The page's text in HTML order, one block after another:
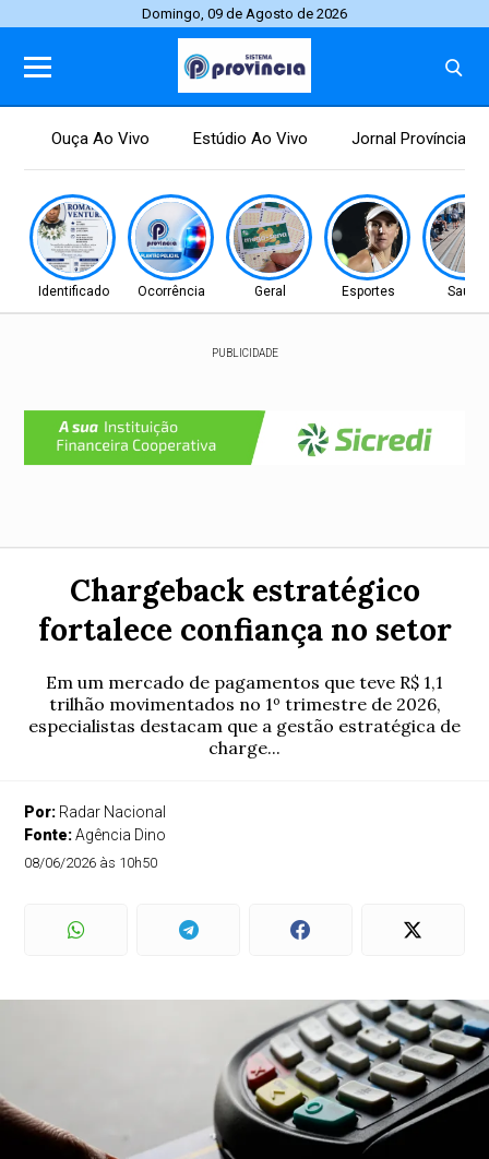
Domingo, 09 de Agosto de 2026
Ouça Ao Vivo Estúdio Ao Vivo Jornal Província
Identificado Ocorrência Geral Esportes Saúde
PUBLICIDADE
Chargeback estratégico
fortalece confiança no setor
Em um mercado de pagamentos que teve R$ 1,1
trilhão movimentados no 1º trimestre de 2026,
especialistas destacam que a gestão estratégica de
charge...
Por: Radar Nacional
Fonte:Agência Dino
08/06/2026 às 10h50